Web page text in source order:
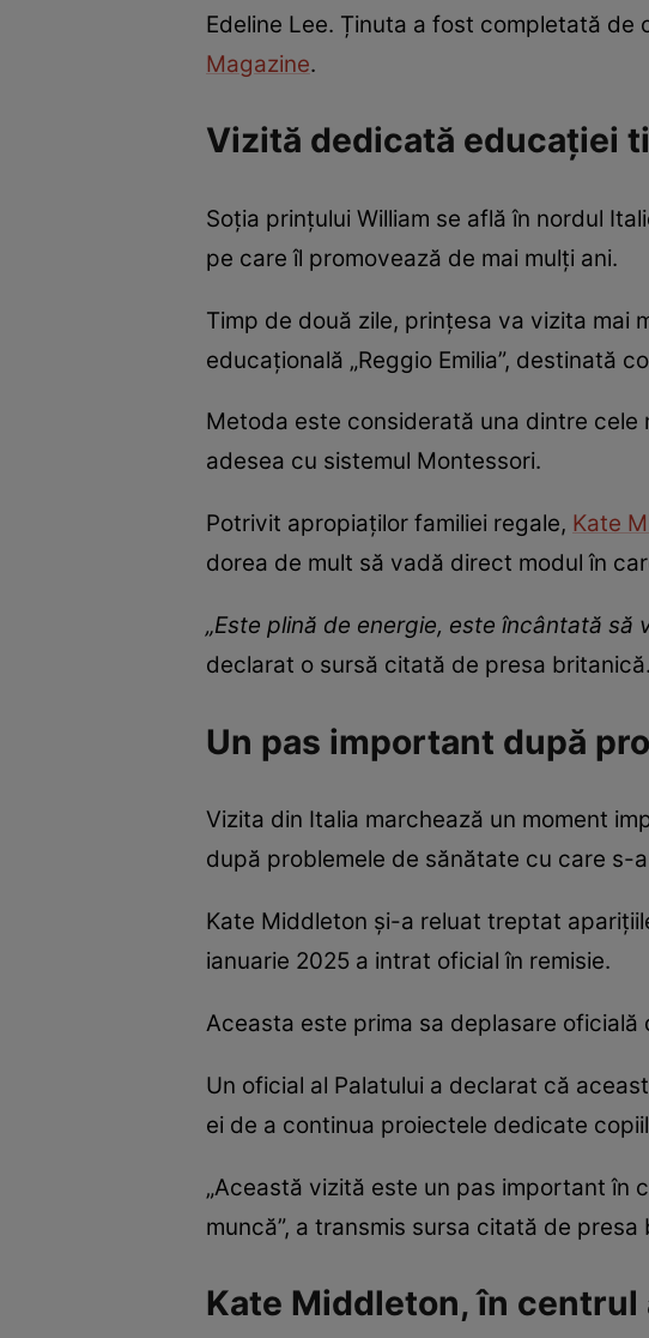
Edeline Lee. Ținuta a fost completată
Magazine.
Vizită dedicată educației
Soția prințului William se află în nordul
pe care îl promovează de mai mulți ani.
Timp de două zile, prințesa va vizita mai
educațională „Reggio Emilia”, destinată
Metoda este considerată una dintre
adesea cu sistemul Montessori.
Potrivit apropiaților familiei regale, Kate
dorea de mult să vadă direct modul în
„Este plină de energie, este încântată să
declarat o sursă citată de presa britanică.
Un pas important după
Vizita din Italia marchează un moment
după problemele de sănătate cu care s-
Kate Middleton și-a reluat treptat
ianuarie 2025 a intrat oficial în remisie.
Aceasta este prima sa deplasare
Un oficial al Palatului a declarat că
ei de a continua proiectele dedicate
„Această vizită este un pas important în
muncă”, a transmis sursa citată de presa
Kate Middleton, în